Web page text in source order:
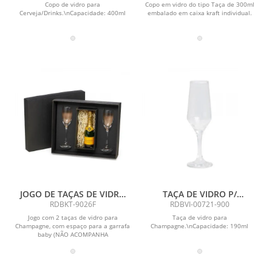
Copo de vidro para
Cerveja/Drinks.\nCapacidade: 400ml
Copo em vidro do tipo Taça de 300ml
embalado em caixa kraft individual.
JOGO DE TAÇAS DE VIDRO
P/ CHAMPAGNE 190 ML - 2
PÇS - NÃO ACOMPANHA A
GARRAFA
RDBKT-9026F
Jogo com 2 taças de vidro para
Champagne, com espaço para a garrafa
baby (NÃO ACOMPANHA
TAÇA DE VIDRO P/
CHAMPAGNE - 186 ML
RDBVI-00721-900
Taça de vidro para
Champagne.\nCapacidade: 190ml